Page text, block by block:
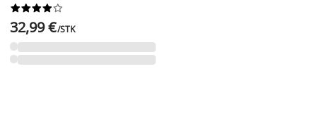






32,99 €/STK